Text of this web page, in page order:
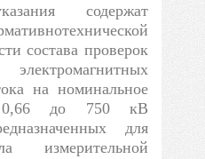
содержат
состава проверок
на номинальное
0,66 до 750 кВ
для
измерительной